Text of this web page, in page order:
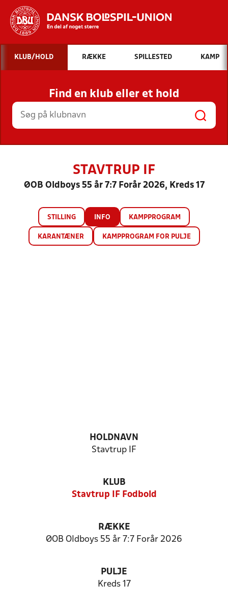
Hvad vil du søge efter?
INDHOLD OG NYHEDER
STILLINGER, RESULTATER, KLUBBER OG
HOLD
KLUB/HOLD RÆKKE SPILLESTED KAMP
Find en klub eller et hold
STAVTRUP IF
ØOB Oldboys 55 år 7:7 Forår 2026, Kreds 17
STILLING INFO KAMPPROGRAM
KARANTÆNER KAMPPROGRAM FOR PULJE
HOLDNAVN
Stavtrup IF
KLUB
Stavtrup IF Fodbold
RÆKKE
ØOB Oldboys 55 år 7:7 Forår 2026
PULJE
Kreds 17